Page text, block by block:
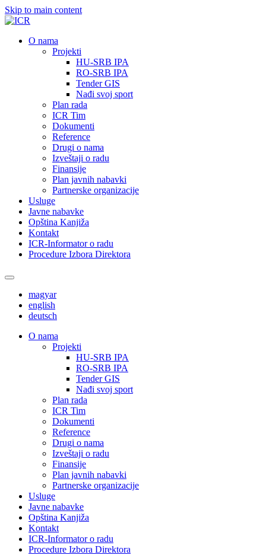
Skip to main content
О nama
Projekti
HU-SRB IPA
RO-SRB IPA
Tender GIS
Nađi svoj sport
Plan rada
ICR Tim
Dokumenti
Reference
Drugi o nama
Izveštaji o radu
Finansije
Plan javnih nabavki
Partnerske organizacije
Usluge
Javne nabavke
Opština Kanjiža
Kontakt
ICR-Informator o radu
Procedure Izbora Direktora
magyar
english
deutsch
О nama
Projekti
HU-SRB IPA
RO-SRB IPA
Tender GIS
Nađi svoj sport
Plan rada
ICR Tim
Dokumenti
Reference
Drugi o nama
Izveštaji o radu
Finansije
Plan javnih nabavki
Partnerske organizacije
Usluge
Javne nabavke
Opština Kanjiža
Kontakt
ICR-Informator o radu
Procedure Izbora Direktora